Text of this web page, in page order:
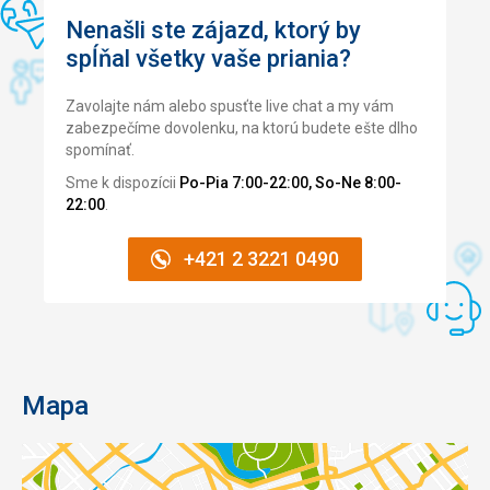
Nenašli ste zájazd, ktorý by
spĺňal všetky vaše priania?
Zavolajte nám alebo spusťte live chat a my vám
zabezpečíme dovolenku, na ktorú budete ešte dlho
spomínať.
Sme k dispozícii Po-Pia 7:00-22:00, So-Ne 8:00-
22:00
+421 2 3221 0490
Mapa